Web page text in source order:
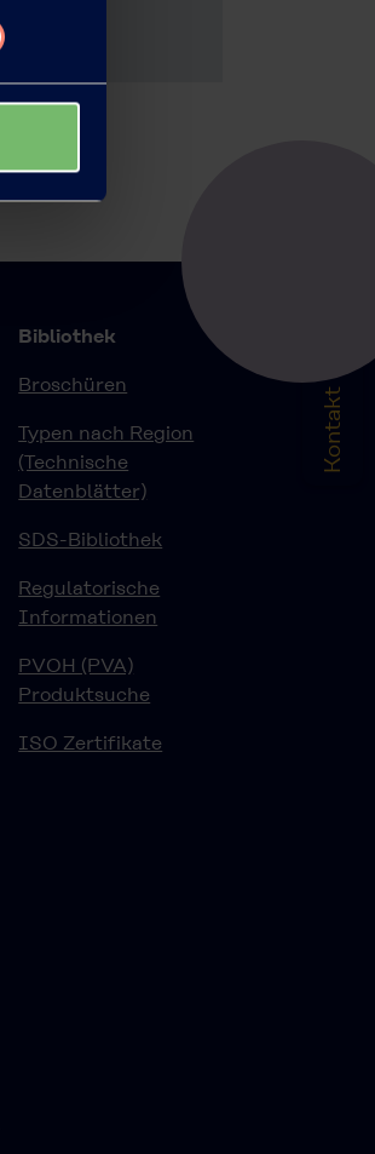
Kontakt
Bibliothek
Broschüren
Typen nach Region
(Technische
Datenblätter)
SDS-Bibliothek
Regulatorische
Informationen
PVOH (PVA)
Produktsuche
ISO Zertifikate